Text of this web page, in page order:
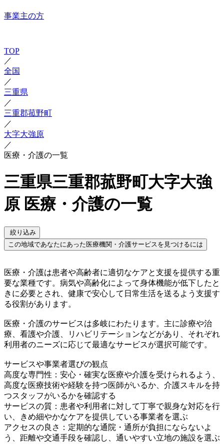
事業主の方
TOP
／
全国
／
三重県
／
三重郡菰野町
／
大字大強原
／
医療・介護の一覧
三重県三重郡菰野町大字大強
原 医療・介護の一覧
絞り込み
この地域であなたにあった医療機関・介護サービスを見つけるには
医療・介護は患者や高齢者に適切なケアと支援を提供する重
要な業種です。病気や高齢化によって身体機能が低下したと
きに必要とされ、健康で安心して日常生活を送るよう支援す
る役割があります。
医療・介護のサービスは多岐にわたります。主に診療や治
療、看護や介護、リハビリテーションなどがあり、それぞれ
利用者のニーズに応じて最適なサービスが選択可能です。
サービスや事業者選びの観点
高度な専門性：安心・確実な医療や介護を受けられるよう、
高度な医療技術や経験を持つ医師がいるか、介護スキルを持
つスタッフがいるかを確認する
サービスの質：患者や利用者に対して丁寧で親身な対応を行
い、きめ細やかなケアを提供している事業者を選ぶ
アクセスの良さ：定期的な通院・通所が負担にならないよ
う、距離や交通手段を確認し、通いやすい立地の施設を選ぶ